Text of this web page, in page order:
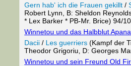
Gern hab' ich die Frauen gekillt /
Robert Lynn, B: Sheldon
* Lex Barker * PB-Mr. Brice) 94/
Winnetou und das Halbblut
Dacii / Les guerriers (Kampf der
Theodor Grigoriu, D: Georges
Winnetou und sein Freund Old